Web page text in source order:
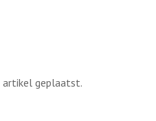
artikel geplaatst.